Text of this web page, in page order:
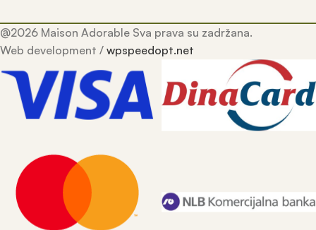
@2026 Maison Adorable Sva prava su zadržana.
Web development / wpspeedopt.net